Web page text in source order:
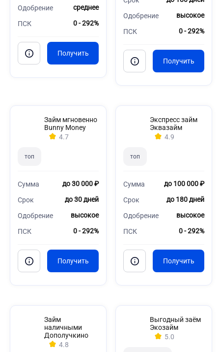
Одобрение среднее
ПСК 0 - 292%
Одобрение высокое
ПСК 0 - 292%
Займ мгновенно
Bunny Money
4.7
топ
Сумма до 30 000 ₽
Срок до 30 дней
Одобрение высокое
ПСК 0 - 292%
Экспресс займ
Эквазайм
4.9
топ
Сумма до 100 000 ₽
Срок до 180 дней
Одобрение высокое
ПСК 0 - 292%
Займ
наличными
Дополучкино
4.8
Выгодный заём
Экозайм
5.0